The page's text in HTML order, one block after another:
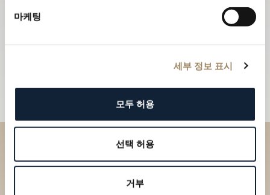
마케팅
세부 정보 표시
모두 허용
선택 허용
거부
부티크에서 브레게 컬렉션을 만
나보세요